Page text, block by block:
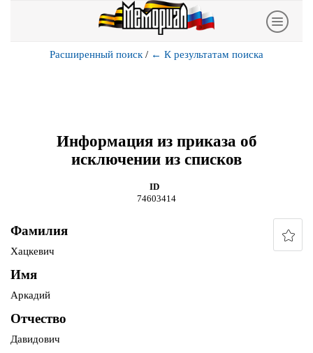
Расширенный поиск / ← К результатам поиска
Информация из приказа об
исключении из списков
ID
74603414
Фамилия
Хацкевич
Имя
Аркадий
Отчество
Давидович